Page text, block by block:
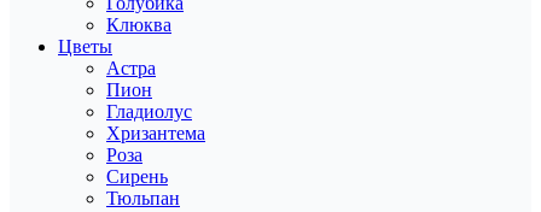
Клюква
Цветы
Астра
Пион
Гладиолус
Хризантема
Роза
Сирень
Тюльпан